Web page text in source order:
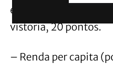
enchentes, e que
vistoria, 20 pontos.
– Renda per capita